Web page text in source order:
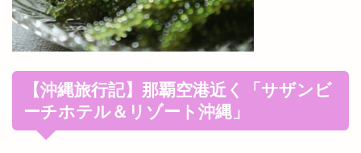
【沖縄旅行記】那覇空港近く「 サザンビ
ーチホテル＆リゾート沖縄」